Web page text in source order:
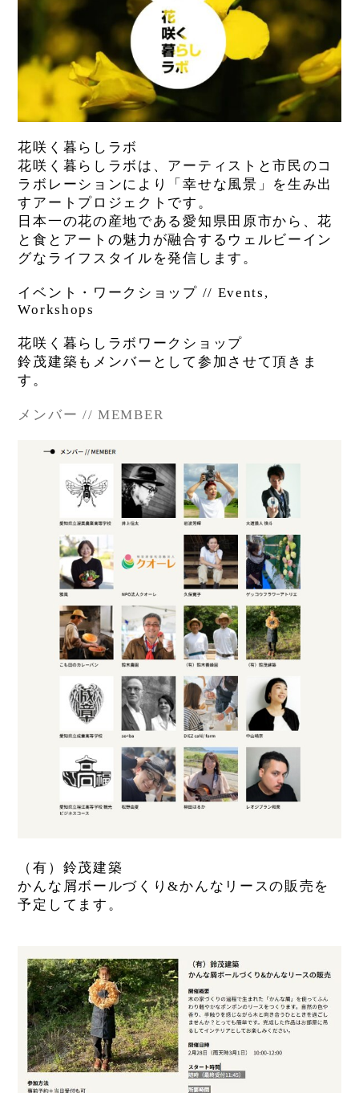
花咲く暮らしラボ
花咲く暮らしラボは、アーティストと市民のコ
ラボレーションにより「幸せな風景」を生み出
すアートプロジェクトです。
日本一の花の産地である愛知県田原市から、花
と食とアートの魅力が融合するウェルビーイン
グなライフスタイルを発信します。
イベント・ワークショップ // Events,
Workshops
花咲く暮らしラボワークショップ
鈴茂建築もメンバーとして参加させて頂きま
す。
メンバー // MEMBER
（有）鈴茂建築
かんな屑ボールづくり&かんなリースの販売を
予定してます。